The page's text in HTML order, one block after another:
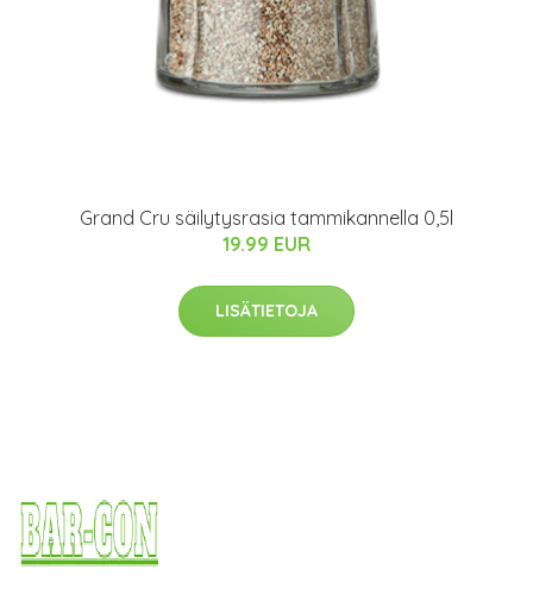
Grand Cru säilytysrasia tammikannella 0,5l
19.99 EUR
LISÄTIETOJA